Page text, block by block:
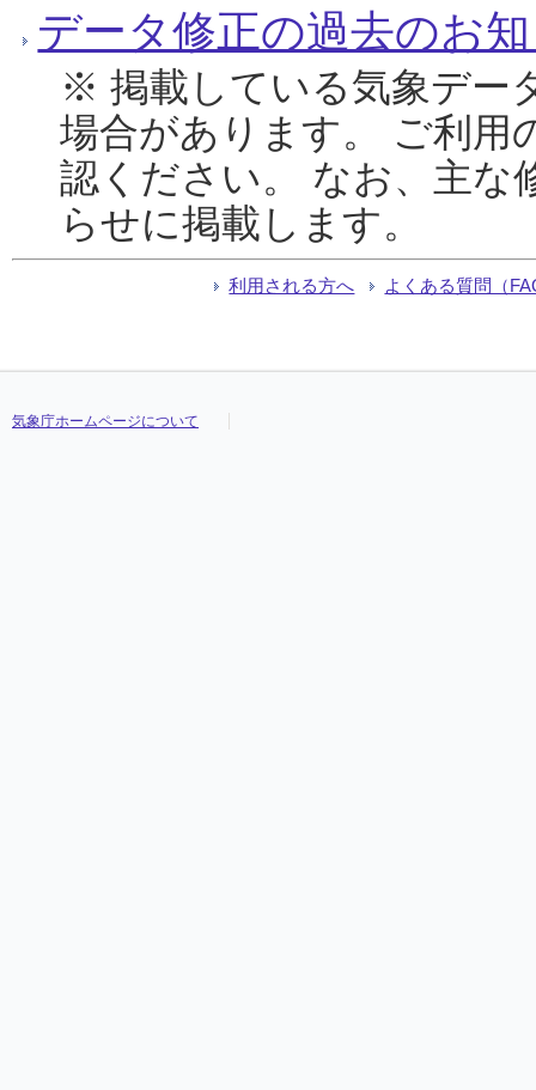
データ修正の過去のお
※ 掲載している気象デー
場合があります。 ご利用
認ください。 なお、主な
らせに掲載します。
利用される方へ よくある質問（
気象庁ホームページについて